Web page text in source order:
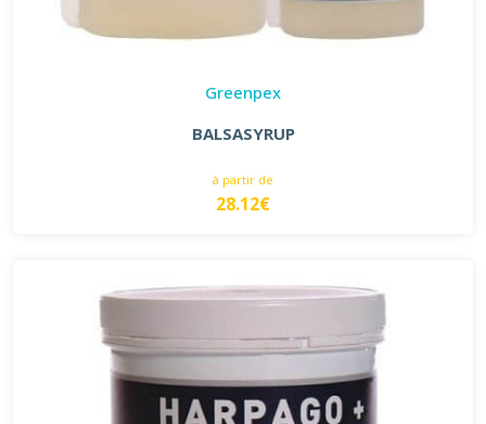
Greenpex
BALSASYRUP
à partir de
28.12€